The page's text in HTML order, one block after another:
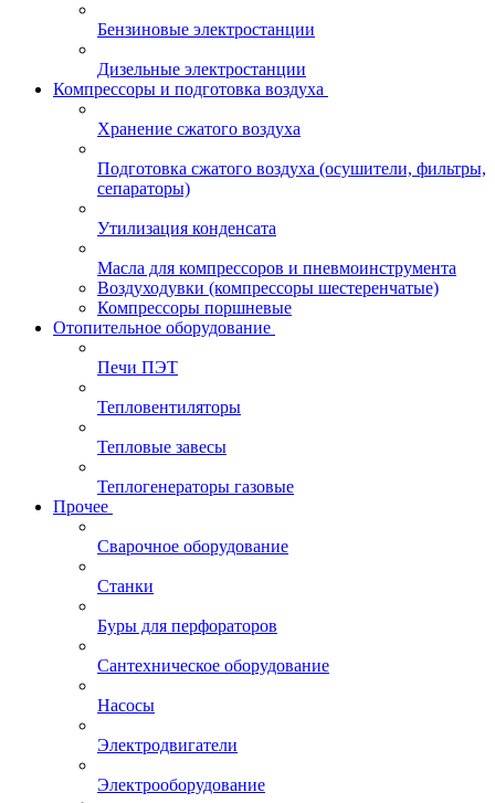
Бензиновые электростанции
Дизельные электростанции
Компрессоры и подготовка воздуха
Хранение сжатого воздуха
Подготовка сжатого воздуха (осушители, фильтры,
сепараторы)
Утилизация конденсата
Масла для компрессоров и пневмоинструмента
Воздуходувки (компрессоры шестеренчатые)
Компрессоры поршневые
Отопительное оборудование
Печи ПЭТ
Тепловентиляторы
Тепловые завесы
Теплогенераторы газовые
Прочее
Сварочное оборудование
Станки
Буры для перфораторов
Сантехническое оборудование
Насосы
Электродвигатели
Электрооборудование